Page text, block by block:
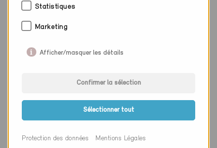
Nouvelle construction, Habitat individuel
Statistiques
Marketing
Afficher/masquer les détails
Confirmer la sélection
Sélectionner tout
Protection des données Mentions Légales